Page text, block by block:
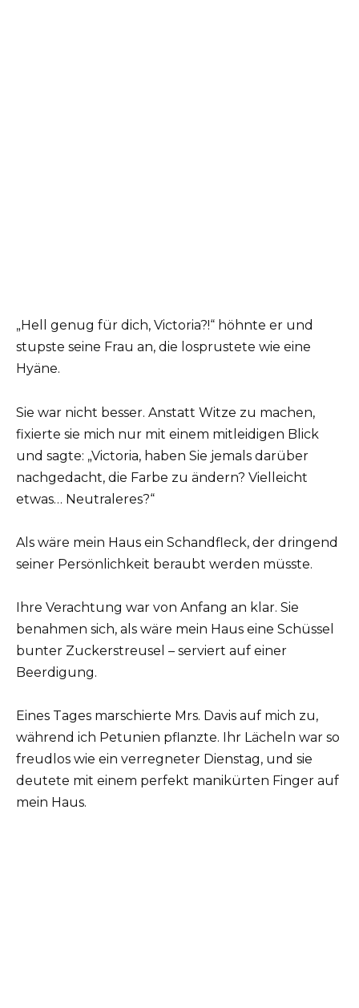
„Hell genug für dich, Victoria?!“ höhnte er und
stupste seine Frau an, die losprustete wie eine
Hyäne.
Sie war nicht besser. Anstatt Witze zu machen,
fixierte sie mich nur mit einem mitleidigen Blick
und sagte: „Victoria, haben Sie jemals darüber
nachgedacht, die Farbe zu ändern? Vielleicht
etwas… Neutraleres?“
Als wäre mein Haus ein Schandfleck, der dringend
seiner Persönlichkeit beraubt werden müsste.
Ihre Verachtung war von Anfang an klar. Sie
benahmen sich, als wäre mein Haus eine Schüssel
bunter Zuckerstreusel – serviert auf einer
Beerdigung.
Eines Tages marschierte Mrs. Davis auf mich zu,
während ich Petunien pflanzte. Ihr Lächeln war so
freudlos wie ein verregneter Dienstag, und sie
deutete mit einem perfekt manikürten Finger auf
mein Haus.